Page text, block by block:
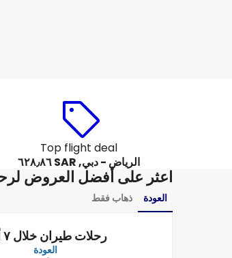
Top flight deal
الرياض - دبي, SAR ٦٢٨٫٨٦
اعثر على أفضل العروض
العودة ذهاب فقط
رحلات طيران خلال ٧ أيام
العودة